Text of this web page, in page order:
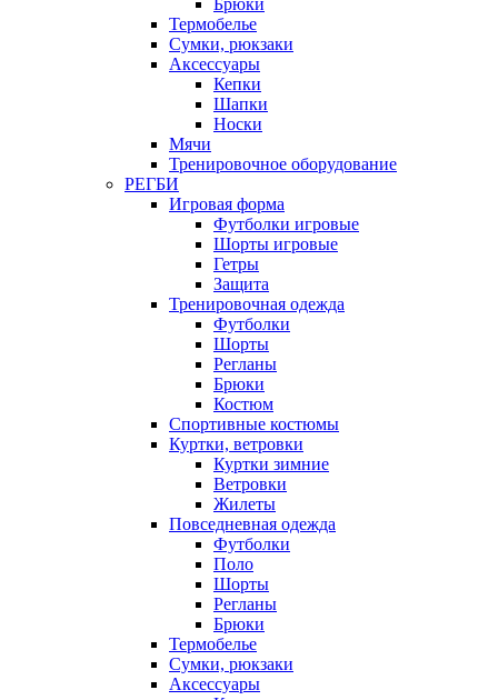
Брюки
Термобелье
Сумки, рюкзаки
Аксессуары
Кепки
Шапки
Носки
Мячи
Тренировочное оборудование
РЕГБИ
Игровая форма
Футболки игровые
Шорты игровые
Гетры
Защита
Тренировочная одежда
Футболки
Шорты
Регланы
Брюки
Костюм
Спортивные костюмы
Куртки, ветровки
Куртки зимние
Ветровки
Жилеты
Повседневная одежда
Футболки
Поло
Шорты
Регланы
Брюки
Термобелье
Сумки, рюкзаки
Аксессуары